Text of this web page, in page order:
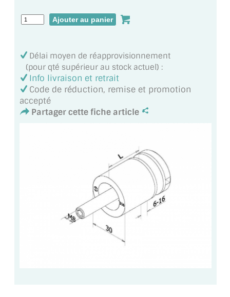
MIROIR POUR SALLE DE DANSE
MIROIR TV
VERRE SUR MESURE
VERRE EXTRACLAIR
VERRE ANTI-REFLET
VERRE LAQUÉ/CRÉDENCE
VERRE FEUILLETÉ/TREMPÉ
Délai moyen de réapprovisionnement
(pour qté supérieur au stock actuel) :
Info livraison et retrait
Code de réduction, remise et promotion
accepté
Partager cette fiche article